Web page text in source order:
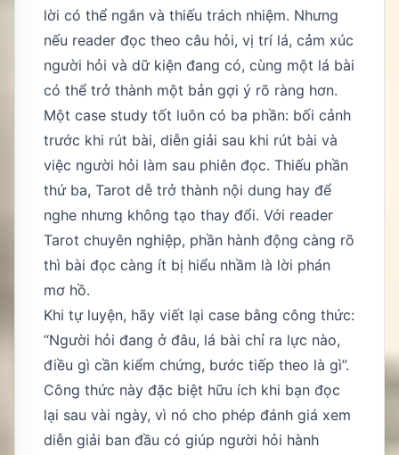
lời có thể ngắn và thiếu trách nhiệm. Nhưng
nếu reader đọc theo câu hỏi, vị trí lá, cảm xúc
người hỏi và dữ kiện đang có, cùng một lá bài
có thể trở thành một bản gợi ý rõ ràng hơn.
Một case study tốt luôn có ba phần: bối cảnh
trước khi rút bài, diễn giải sau khi rút bài và
việc người hỏi làm sau phiên đọc. Thiếu phần
thứ ba, Tarot dễ trở thành nội dung hay để
nghe nhưng không tạo thay đổi. Với reader
Tarot chuyên nghiệp, phần hành động càng rõ
thì bài đọc càng ít bị hiểu nhầm là lời phán
mơ hồ.
Khi tự luyện, hãy viết lại case bằng công thức:
“Người hỏi đang ở đâu, lá bài chỉ ra lực nào,
điều gì cần kiểm chứng, bước tiếp theo là gì”.
Công thức này đặc biệt hữu ích khi bạn đọc
lại sau vài ngày, vì nó cho phép đánh giá xem
diễn giải ban đầu có giúp người hỏi hành